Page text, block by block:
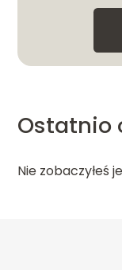
Ostatnio
Nie zobaczyłeś